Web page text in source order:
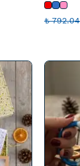
₺ 792.04